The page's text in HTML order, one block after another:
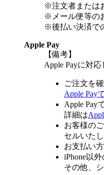
※注文者または
※メール便等の
※後払い決済で
Apple Pay
【備考】
Apple Payに対
ご注文を
Apple Pay
Apple Pay
詳細は
お客様の
セルいたし
お支払い
iPhone以
その他、